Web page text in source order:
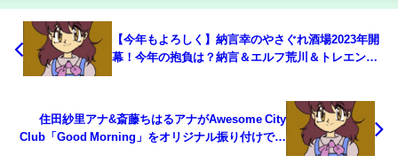
【今年もよろしく】納言幸のやさぐれ酒場2023年開
幕！今年の抱負は？納言＆エルフ荒川＆トレエンた
住田紗里アナ&斎藤ちはるアナがAwesome City
Club「Good Morning」をオリジナル振り付けで踊